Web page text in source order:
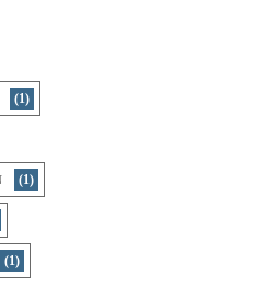
(1)
(1)
(1)